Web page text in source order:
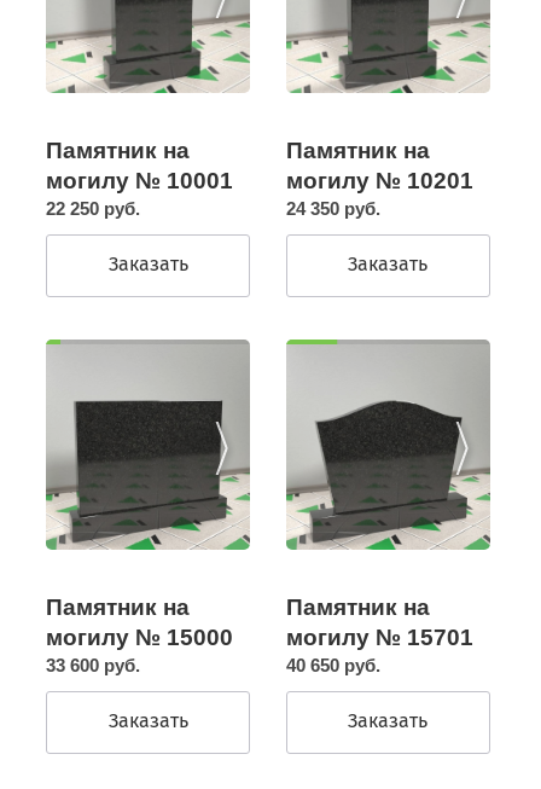
Памятник на
могилу № 10001
22 250 руб.
Заказать
Памятник на
могилу № 10201
24 350 руб.
Заказать
Памятник на
могилу № 15000
33 600 руб.
Заказать
Памятник на
могилу № 15701
40 650 руб.
Заказать